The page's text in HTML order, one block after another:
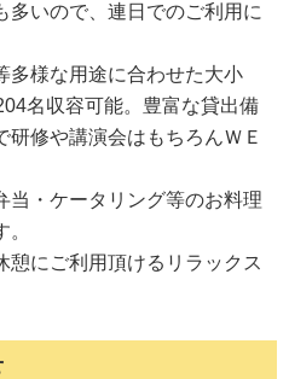
多いので、連日でのご利用に
多様な用途に合わせた大小
名収容可能。豊富な貸出備
修や講演会はもちろんＷＥ
当・ケータリング等のお料理
憩にご利用頂けるリラックス